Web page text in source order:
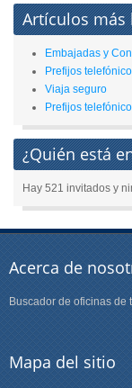
Artículos más
Embajadas y
Prefijos
Viaja seguro
Prefijos
¿Quién está
Hay 521 invitados y
Acerca de
Buscador de oficinas de
Mapa del sitio